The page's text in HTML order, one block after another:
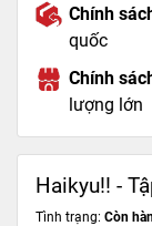
Chính
quốc
Chính
lượng lớn
Haikyu!! -
Tình trạng: Còn